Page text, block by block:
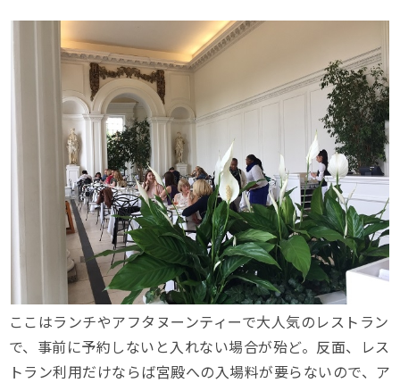
ここはランチやアフタヌーンティーで大人気のレストラン
で、事前に予約しないと入れない場合が殆ど。反面、レス
トラン利用だけならば宮殿への入場料が要らないので、ア